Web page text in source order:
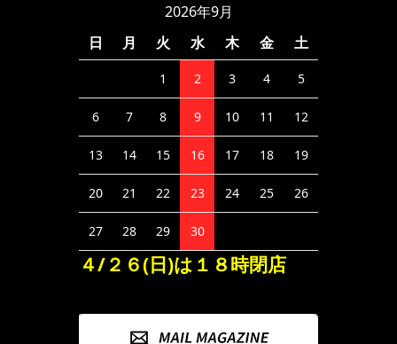
2026年9月
日
月 火 水 木 金 土
1 2 3 4 5
6 7 8 9 10 11 12
13 14 15 16 17 18 19
20 21 22 23 24 25 26
27 28 29 30
４/２６(日)は１８時閉店